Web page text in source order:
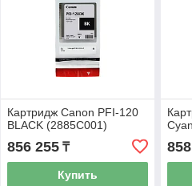
Картридж Canon PFI-120
BLACK (2885C001)
856 255₸
Купить